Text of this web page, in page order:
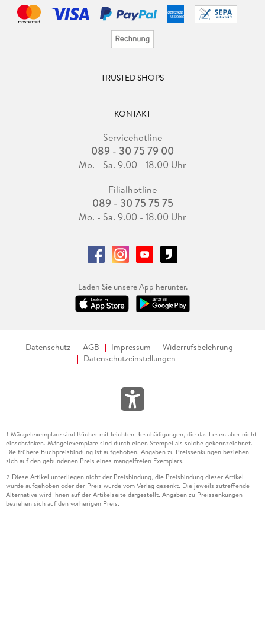
TRUSTED SHOPS
KONTAKT
Servicehotline
089 - 30 75 79 00
Mo. - Sa. 9.00 - 18.00 Uhr
Filialhotline
089 - 30 75 75 75
Mo. - Sa. 9.00 - 18.00 Uhr
Laden Sie unsere App herunter.
Datenschutz AGB Impressum
Widerrufsbelehrung
Datenschutzeinstellungen
1 Mängelexemplare sind Bücher mit leichten Beschädigungen, die das Lesen aber nicht
einschränken. Mängelexemplare sind durch einen Stempel als solche gekennzeichnet.
Die frühere Buchpreisbindung ist aufgehoben. Angaben zu Preissenkungen beziehen
sich auf den gebundenen Preis eines mangelfreien Exemplars.
2 Diese Artikel unterliegen nicht der Preisbindung, die Preisbindung dieser Artikel
wurde aufgehoben oder der Preis wurde vom Verlag gesenkt. Die jeweils zutreffende
Alternative wird Ihnen auf der Artikelseite dargestellt. Angaben zu Preissenkungen
beziehen sich auf den vorherigen Preis.